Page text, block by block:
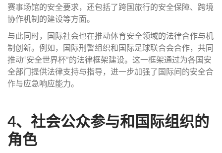
赛事场馆的安全要求，还包括了跨国旅行的安全保障、跨境
协作机制的建设等方面。
与此同时，国际社会也在推动体育安全领域的法律合作与机
制创新。例如，国际刑警组织和国际足球联合会合作，共同
推动“安全世界杯”的法律框架建设。这一框架通过为各国安
全部门提供法律支持与指导，进一步加强了国际间的安全合
作与应急响应能力。
4、社会公众参与和国际组织的
角色